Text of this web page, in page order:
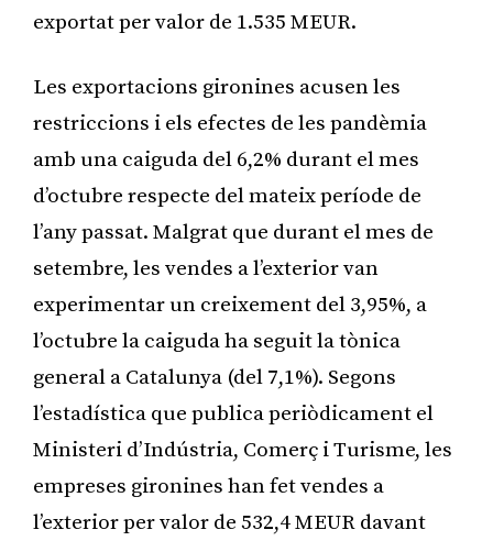
exportat per valor de 1.535 MEUR.
Les exportacions gironines acusen les
restriccions i els efectes de les pandèmia
amb una caiguda del 6,2% durant el mes
d’octubre respecte del mateix període de
l’any passat. Malgrat que durant el mes de
setembre, les vendes a l’exterior van
experimentar un creixement del 3,95%, a
l’octubre la caiguda ha seguit la tònica
general a Catalunya (del 7,1%). Segons
l’estadística que publica periòdicament el
Ministeri d’Indústria, Comerç i Turisme, les
empreses gironines han fet vendes a
l’exterior per valor de 532,4 MEUR davant